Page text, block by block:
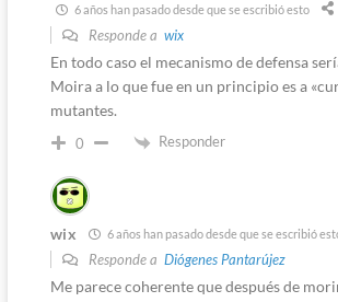
6 años han pasado desde que se escribió esto
Responde a wix
En todo caso el mecanismo de defensa
Moira a lo que fue en un principio es a
mutantes.
0 Responder
wix 6 años han pasado desde que se escribió
Responde a Diógenes Pantarújez
Me parece coherente que después de